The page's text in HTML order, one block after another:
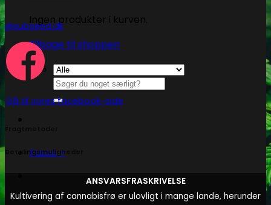
Ingen produkter i kurven.
Tilbage til shoppen
Søg
efter:
Kasse +
@subseed.dk
Gå til vores facebook-side
Betalingsmuligheder
ANSVARSFRASKRIVELSE
Kultivering af cannabisfrø er ulovligt i mange lande, herunder